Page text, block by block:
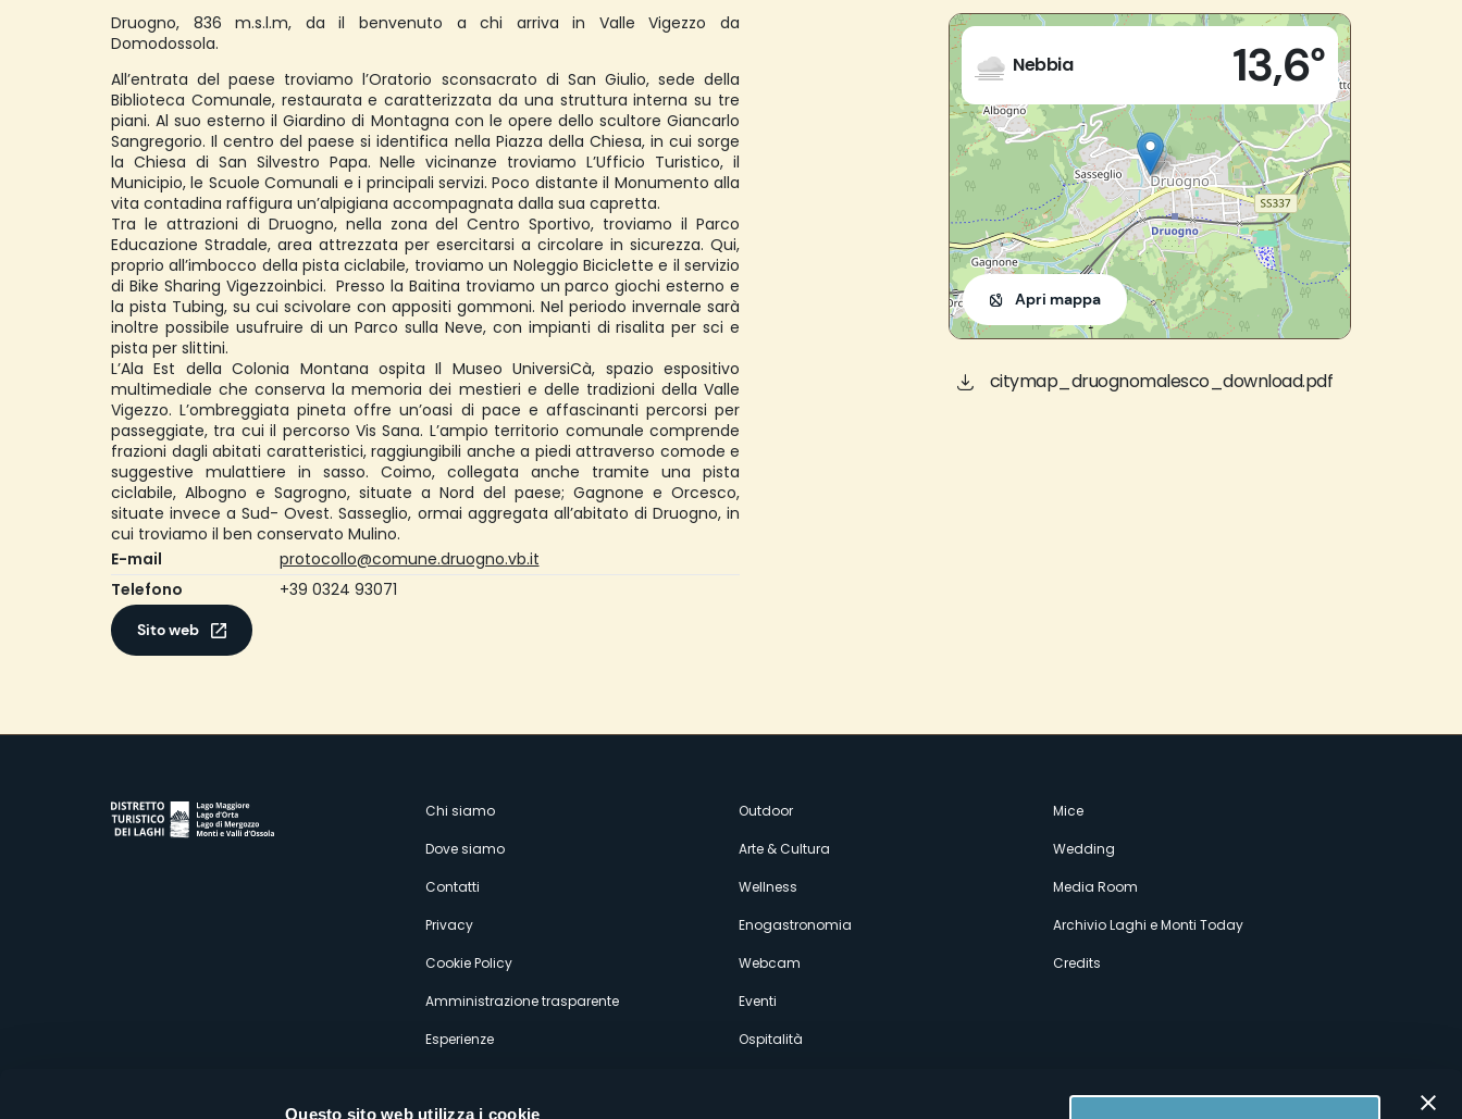
Questo sito web utilizza i cookie
Druogno, 836 m.s.l.m, da il benvenuto a chi arriva in Valle Vigezzo da
Domodossola.
All’entrata del paese troviamo l’Oratorio sconsacrato di San Giulio, sede della
Biblioteca Comunale, restaurata e caratterizzata da una struttura interna su tre
piani. Al suo esterno il Giardino di Montagna con le opere dello scultore Giancarlo
Sangregorio. Il centro del paese si identifica nella Piazza della Chiesa, in cui sorge
la Chiesa di San Silvestro Papa. Nelle vicinanze troviamo L’Ufficio Turistico, il
Municipio, le Scuole Comunali e i principali servizi. Poco distante il Monumento alla
vita contadina raffigura un’alpigiana accompagnata dalla sua capretta.
Tra le attrazioni di Druogno, nella zona del Centro Sportivo, troviamo il Parco
Educazione Stradale, area attrezzata per esercitarsi a circolare in sicurezza. Qui,
proprio all’imbocco della pista ciclabile, troviamo un Noleggio Biciclette e il servizio
di Bike Sharing Vigezzoinbici. Presso la Baitina troviamo un parco giochi esterno e
la pista Tubing, su cui scivolare con appositi gommoni. Nel periodo invernale sarà
inoltre possibile usufruire di un Parco sulla Neve, con impianti di risalita per sci e
pista per slittini.
L’Ala Est della Colonia Montana ospita Il Museo UniversiCà, spazio espositivo
multimediale che conserva la memoria dei mestieri e delle tradizioni della Valle
Vigezzo. L’ombreggiata pineta offre un’oasi di pace e affascinanti percorsi per
passeggiate, tra cui il percorso Vis Sana. L’ampio territorio comunale comprende
frazioni dagli abitati caratteristici, raggiungibili anche a piedi attraverso comode e
suggestive mulattiere in sasso. Coimo, collegata anche tramite una pista
ciclabile, Albogno e Sagrogno, situate a Nord del paese; Gagnone e Orcesco,
situate invece a Sud- Ovest. Sasseglio, ormai aggregata all’abitato di Druogno, in
cui troviamo il ben conservato Mulino.
E-mail
protocollo@comune.druogno.vb.it
Telefono
+39 0324 93071
Sito web
Nebbia 13,6°
Piazza Municipio, 3
28853 - Druogno (VB)
Apri mappa
citymap_druognomalesco_download.pdf
Menù
secondario
Chi siamo
Dove siamo
Contatti
Privacy
Cookie Policy
Amministrazione trasparente
Esperienze
Outdoor
Arte & Cultura
Wellness
Enogastronomia
Webcam
Eventi
Ospitalità
Mice
Wedding
Media Room
Archivio Laghi e Monti Today
Credits